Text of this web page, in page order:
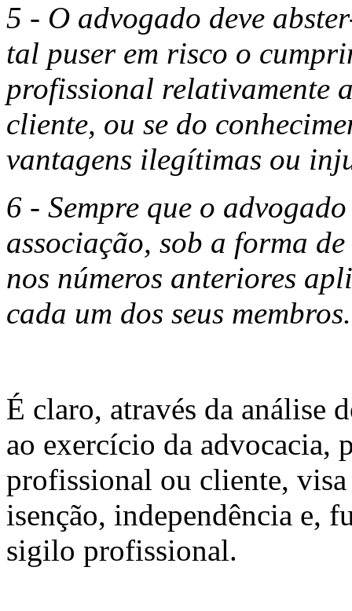
5 - O advogado deve
tal puser em risco o
profissional relativamente
cliente, ou se do
vantagens ilegítimas ou
6 - Sempre que o
associação, sob a forma
nos números anteriores
cada um dos seus
É claro, através da análise
ao exercício da advocacia,
profissional ou cliente,
isenção, independência e,
sigilo profissional.